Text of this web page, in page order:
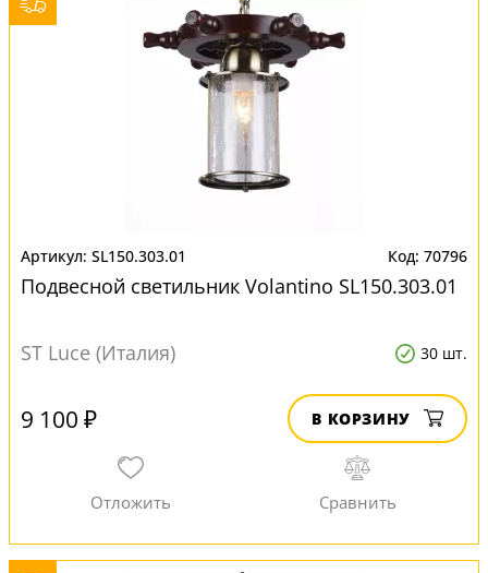
SL150.303.01 70796
Подвесной светильник Volantino SL150.303.01
ST Luce (Италия) 30 шт.
9 100 ₽ В КОРЗИНУ